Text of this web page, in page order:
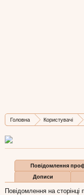
Головна Користувачі
Дописів
1
Карма
0
Повідомлення
Дописи
Повідомлення на